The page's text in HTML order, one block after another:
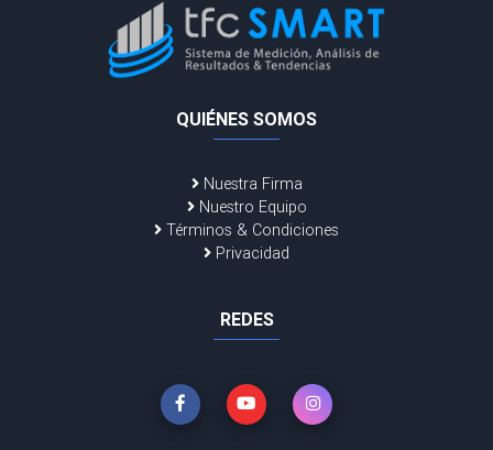
QUIÉNES SOMOS
Nuestra Firma
Nuestro Equipo
Términos & Condiciones
Privacidad
REDES